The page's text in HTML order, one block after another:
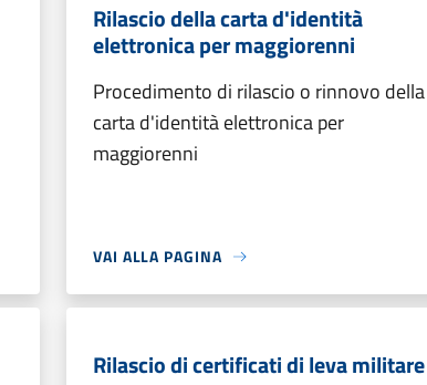
Rilascio della carta d'identità
elettronica per maggiorenni
Procedimento di rilascio o rinnovo della
carta d'identità elettronica per
maggiorenni
VAI ALLA PAGINA
Rilascio di certificati di leva militare